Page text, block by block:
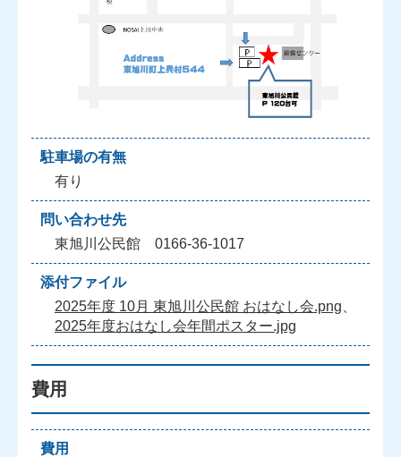
駐車場の有無
有り
問い合わせ先
東旭川公民館 0166-36-1017
添付ファイル
2025年度 10月 東旭川公民館 おはなし会.png
2025年度おはなし会年間ポスター.jpg
費用
費用